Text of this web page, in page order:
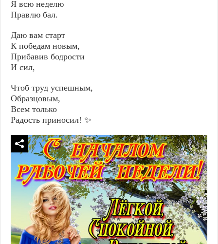
Я всю неделю
Правлю бал.
Даю вам старт
К победам новым,
Прибавив бодрости
И сил,
Чтоб труд успешным,
Образцовым,
Всем только
Радость приносил! ✨